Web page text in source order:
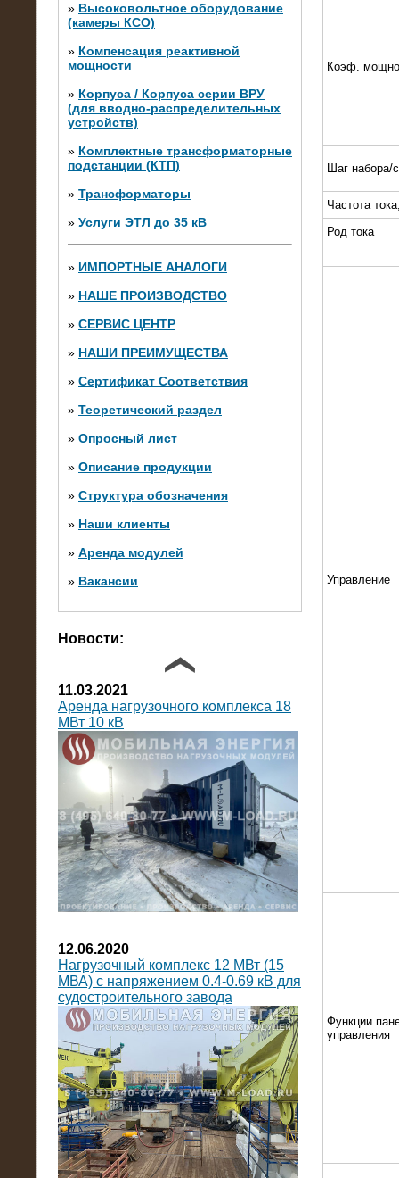
» Высоковольтное оборудование
(камеры КСО)
» Компенсация реактивной
мощности
» Корпуса / Корпуса серии ВРУ
(для вводно-распределительных
устройств)
» Комплектные трансформаторные
подстанции (КТП)
» Трансформаторы
» Услуги ЭТЛ до 35 кВ
» ИМПОРТНЫЕ АНАЛОГИ
» НАШЕ ПРОИЗВОДСТВО
» СЕРВИС ЦЕНТР
» НАШИ ПРЕИМУЩЕСТВА
» Сертификат Соответствия
» Теоретический раздел
» Опросный лист
» Описание продукции
» Структура обозначения
» Наши клиенты
» Аренда модулей
» Вакансии
Новости:
28.02.2015
Нагрузочные модули 700 кВт (4
штуки)
10.10.2014
Нагрузочный комплекс 20 МВт в 2
яруса (напряжение 6-10 кВ)
11.03.2021
Аренда нагрузочного комплекса 18
МВт 10 кВ
12.06.2020
Нагрузочный комплекс 12 МВт (15
МВА) с напряжением 0.4-0.69 кВ для
судостроительного завода
Коэф.
Шаг набора/
Частота
Род тока
Управление
Функции
управления